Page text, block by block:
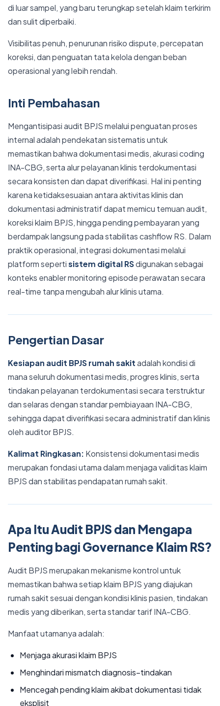
di luar sampel, yang baru terungkap setelah klaim terkirim
dan sulit diperbaiki.
Visibilitas penuh, penurunan risiko dispute, percepatan
koreksi, dan penguatan tata kelola dengan beban
operasional yang lebih rendah.
Inti Pembahasan
Mengantisipasi audit BPJS melalui penguatan proses
internal adalah pendekatan sistematis untuk
memastikan bahwa dokumentasi medis, akurasi coding
INA-CBG, serta alur pelayanan klinis terdokumentasi
secara konsisten dan dapat diverifikasi. Hal ini penting
karena ketidaksesuaian antara aktivitas klinis dan
dokumentasi administratif dapat memicu temuan audit,
koreksi klaim BPJS, hingga pending pembayaran yang
berdampak langsung pada stabilitas cashflow RS. Dalam
praktik operasional, integrasi dokumentasi melalui
platform sepertisistem digital RSdigunakan sebagai
konteks enabler monitoring episode perawatan secara
real-time tanpa mengubah alur klinis utama.
Pengertian Dasar
Kesiapan audit BPJS rumah sakitadalah kondisi di
mana seluruh dokumentasi medis, progres klinis, serta
tindakan pelayanan terdokumentasi secara terstruktur
dan selaras dengan standar pembiayaan INA-CBG,
sehingga dapat diverifikasi secara administratif dan klinis
oleh auditor BPJS.
Kalimat Ringkasan: Konsistensi dokumentasi medis
merupakan fondasi utama dalam menjaga validitas klaim
BPJS dan stabilitas pendapatan rumah sakit.
Apa Itu Audit BPJS dan Mengapa
Penting bagi Governance Klaim RS?
Audit BPJS merupakan mekanisme kontrol untuk
memastikan bahwa setiap klaim BPJS yang diajukan
rumah sakit sesuai dengan kondisi klinis pasien, tindakan
medis yang diberikan, serta standar tarif INA-CBG.
Manfaat utamanya adalah:
Menjaga akurasi klaim BPJS
Menghindari mismatch diagnosis–tindakan
Mencegah pending klaim akibat dokumentasi tidak
eksplisit